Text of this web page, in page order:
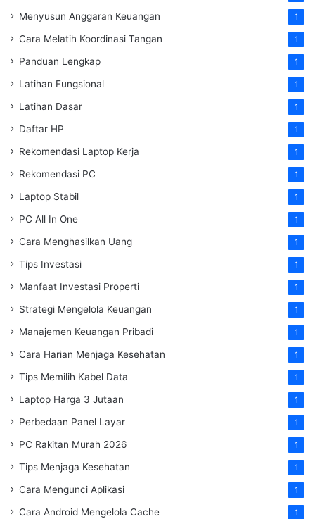
Menyusun Anggaran Keuangan 1
Cara Melatih Koordinasi Tangan 1
Panduan Lengkap 1
Latihan Fungsional 1
Latihan Dasar 1
Daftar HP 1
Rekomendasi Laptop Kerja 1
Rekomendasi PC 1
Laptop Stabil 1
PC All In One 1
Cara Menghasilkan Uang 1
Tips Investasi 1
Manfaat Investasi Properti 1
Strategi Mengelola Keuangan 1
Manajemen Keuangan Pribadi 1
Cara Harian Menjaga Kesehatan 1
Tips Memilih Kabel Data 1
Laptop Harga 3 Jutaan 1
Perbedaan Panel Layar 1
PC Rakitan Murah 2026 1
Tips Menjaga Kesehatan 1
Cara Mengunci Aplikasi 1
Cara Android Mengelola Cache 1